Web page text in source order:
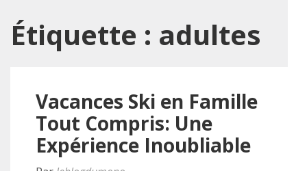
Étiquette : adultes
Vacances Ski en Famille
Tout Compris: Une
Expérience Inoubliable